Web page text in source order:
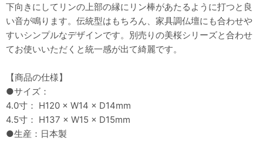
下向きにしてリンの上部の縁にリン棒があたるように打つと良
い音が鳴ります。伝統型はもちろん、家具調仏壇にも合わせや
すいシンプルなデザインです。別売りの美桜シリーズと合わせ
てお使いいただくと統一感が出て綺麗です。
【商品の仕様】
●サイズ：
4.0寸： H120 × W14 × D14mm
4.5寸： H137 × W15 × D15mm
●生産：日本製